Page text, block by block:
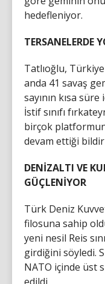
hedefleniyor.
TERSANELERDE
Tatlıoğlu,
anda 41 savaş
sayının kısa süre
İstif sınıfı
birçok
devam ettiği
DENİZALTI VE
GÜÇLENİYOR
Türk Deniz
filosuna sahip
yeni nesil Reis
girdiğini söyledi.
NATO içinde üst
edildi.